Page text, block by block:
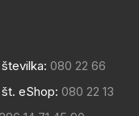
080 22 66
eShop: 080 22 13